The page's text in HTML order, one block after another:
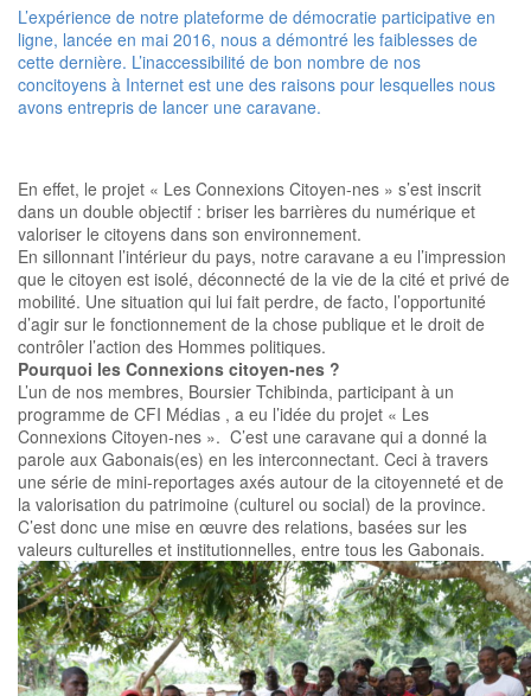
L’expérience de notre plateforme de démocratie participative en
ligne, lancée en mai 2016, nous a démontré les faiblesses de
cette dernière. L’inaccessibilité de bon nombre de nos
concitoyens à Internet est une des raisons pour lesquelles nous
avons entrepris de lancer une caravane.
En effet, le projet « Les Connexions Citoyen-nes » s’est inscrit
dans un double objectif : briser les barrières du numérique et
valoriser le citoyens dans son environnement.
En sillonnant l’intérieur du pays, notre caravane a eu l’impression
que le citoyen est isolé, déconnecté de la vie de la cité et privé de
mobilité. Une situation qui lui fait perdre, de facto, l’opportunité
d’agir sur le fonctionnement de la chose publique et le droit de
contrôler l’action des Hommes politiques.
Pourquoi les Connexions citoyen-nes ?
L’un de nos membres, Boursier Tchibinda, participant à un
programme de CFI Médias , a eu l’idée du projet « Les
Connexions Citoyen-nes ». C’est une caravane qui a donné la
parole aux Gabonais(es) en les interconnectant. Ceci à travers
une série de mini-reportages axés autour de la citoyenneté et de
la valorisation du patrimoine (culturel ou social) de la province.
C’est donc une mise en œuvre des relations, basées sur les
valeurs culturelles et institutionnelles, entre tous les Gabonais.